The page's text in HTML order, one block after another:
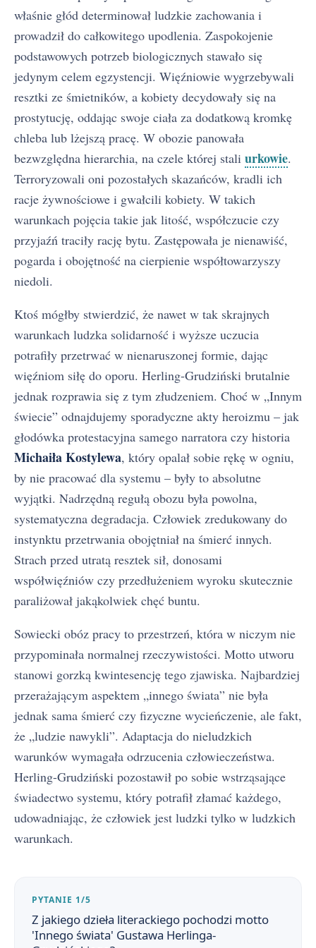
właśnie głód determinował ludzkie zachowania i
prowadził do całkowitego upodlenia. Zaspokojenie
podstawowych potrzeb biologicznych stawało się
jedynym celem egzystencji. Więźniowie wygrzebywali
resztki ze śmietników, a kobiety decydowały się na
prostytucję, oddając swoje ciała za dodatkową kromkę
chleba lub lżejszą pracę. W obozie panowała
bezwzględna hierarchia, na czele której stali urkowie.
Terroryzowali oni pozostałych skazańców, kradli ich
racje żywnościowe i gwałcili kobiety. W takich
warunkach pojęcia takie jak litość, współczucie czy
przyjaźń traciły rację bytu. Zastępowała je nienawiść,
pogarda i obojętność na cierpienie współtowarzyszy
niedoli.
Ktoś mógłby stwierdzić, że nawet w tak skrajnych
warunkach ludzka solidarność i wyższe uczucia
potrafiły przetrwać w nienaruszonej formie, dając
więźniom siłę do oporu. Herling-Grudziński brutalnie
jednak rozprawia się z tym złudzeniem. Choć w „Innym
świecie” odnajdujemy sporadyczne akty heroizmu – jak
głodówka protestacyjna samego narratora czy historia
Michaiła Kostylewa, który opalał sobie rękę w ogniu,
by nie pracować dla systemu – były to absolutne
wyjątki. Nadrzędną regułą obozu była powolna,
systematyczna degradacja. Człowiek zredukowany do
instynktu przetrwania obojętniał na śmierć innych.
Strach przed utratą resztek sił, donosami
współwięźniów czy przedłużeniem wyroku skutecznie
paraliżował jakąkolwiek chęć buntu.
Sowiecki obóz pracy to przestrzeń, która w niczym nie
przypominała normalnej rzeczywistości. Motto utworu
stanowi gorzką kwintesencję tego zjawiska. Najbardziej
przerażającym aspektem „innego świata” nie była
jednak sama śmierć czy fizyczne wycieńczenie, ale fakt,
że „ludzie nawykli”. Adaptacja do nieludzkich
warunków wymagała odrzucenia człowieczeństwa.
Herling-Grudziński pozostawił po sobie wstrząsające
świadectwo systemu, który potrafił złamać każdego,
udowadniając, że człowiek jest ludzki tylko w ludzkich
warunkach.
PYTANIE 1/5
Z jakiego dzieła literackiego pochodzi motto
'Innego świata' Gustawa Herlinga-